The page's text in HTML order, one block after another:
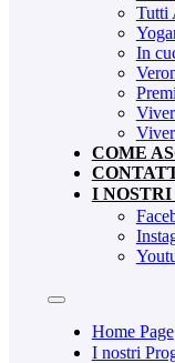
Tutti
In
COME
I
Home Page
I nostri